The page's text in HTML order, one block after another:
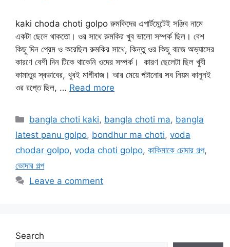
kaki choda choti golpo রুমকিদের এপার্টমেন্টেই সঞ্জিব নামে
একটা ছেলে থাকতো। ওর সাথে রুমকির খুব ভালো সম্পর্ক ছিল। বেশ
কিছু দিন প্রেম ও করেছিল রুমকির সাথে, কিন্তু ওর কিছু বাজে অভ্যাসের
কারণে বেশী দিন টিকে থাকেনি ওদের সম্পর্ক। কারণ ছেলেটা ছিল খুবী
কামাতুর স্বভাবের, খুবই মাগীবাজ। আর মেয়ে পটানোর সব নিয়ম কানুনই
ওর রপ্তে ছিল, … Read more
Categories
bangla choti kaki, bangla choti ma, bangla
latest panu golpo, bondhur ma choti, voda
chodar golpo, voda choti golpo, কাকিমাকে চোদার গল্প,
ভোদার গল্প
Leave a comment
Search